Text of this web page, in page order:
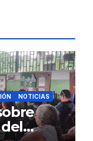
NOTICIAS